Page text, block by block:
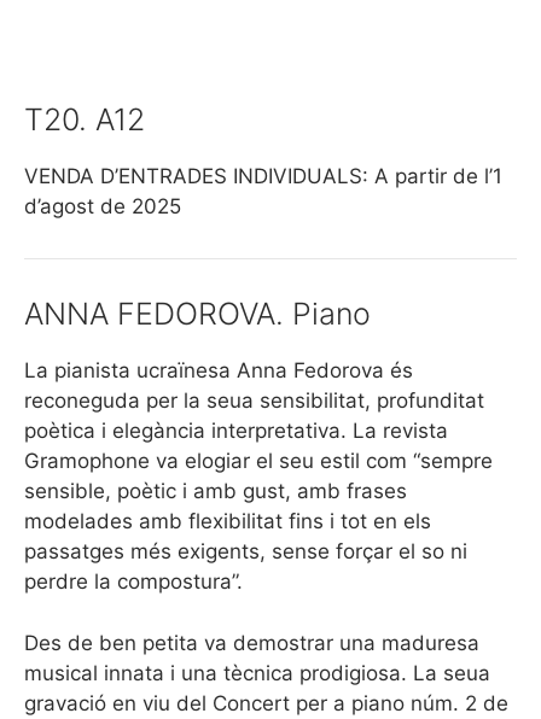
T20. A12
VENDA D’ENTRADES INDIVIDUALS: A partir de l’1
d’agost de 2025
ANNA FEDOROVA. Piano
La pianista ucraïnesa Anna Fedorova és
reconeguda per la seua sensibilitat, profunditat
poètica i elegància interpretativa. La revista
Gramophone va elogiar el seu estil com “sempre
sensible, poètic i amb gust, amb frases
modelades amb flexibilitat fins i tot en els
passatges més exigents, sense forçar el so ni
perdre la compostura”.
Des de ben petita va demostrar una maduresa
musical innata i una tècnica prodigiosa. La seua
gravació en viu del Concert per a piano núm. 2 de